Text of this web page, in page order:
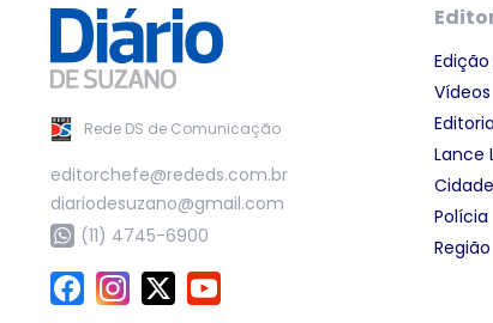
Rede DS de Comunicação
editorchefe@rededs.com.br
diariodesuzano@gmail.com
(11) 4745-6900
Vídeos
Lance
Polícia
Região